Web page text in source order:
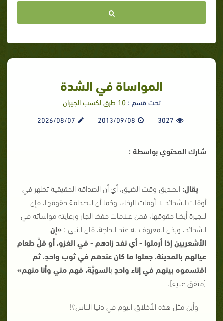
المواساة في الشدة
تحت قسم : 10 طرق لكسب الجيران
3027
2013/09/08
2026/08/07
شارك المحتوي بواسطة :
يقال: الصديق وقت الضيق، أي أن الصداقة الحقيقية تظهر في
أوقات الشدائد لا أوقات الرخاء، وكما أن للصداقة حقوقها، فإن
للجيرة أيضا حقوقها، فمن علامات حفظ الجار ورعايته مواساته في
الشدائد، وبذل المعروف له عند الحاجة، قال النبي : «إن
الأشعريين إذا أرملوا - أي نفد زادهم - في الغزو، أو قلَّ طعام
عيالهم بالمدينة، جعلوا ما كان عندهم في ثوب واحدٍ، ثم
اقتسموه بينهم في إناء واحدٍ بالسويَّة، فهم مني وأنا منهم»
[متفق عليه].
وأين مثل هذه الأخلاق اليوم في دنيا الناس؟!